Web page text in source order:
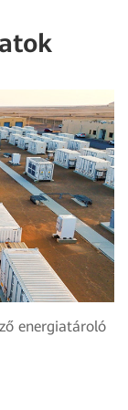
energiatároló